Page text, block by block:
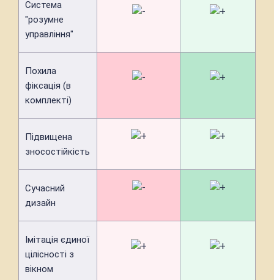
Система
"розумне
управління"
Похила
фіксація (в
комплекті)
Підвищена
зносостійкість
Сучасний
дизайн
Імітація єдиної
цілісності з
вікном